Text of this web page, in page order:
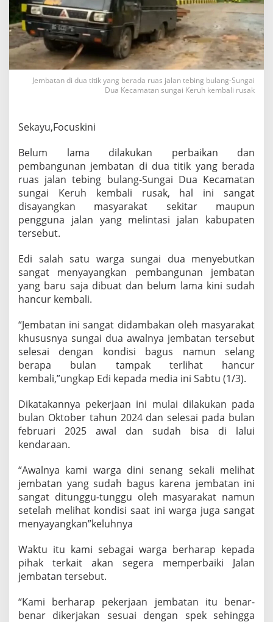
a
l
a
n
e
b
i
u
n
g
K
m
a
u
s
a
k
Jembatan di dua titik yang berada ruas jalan tebing bulang-Sungai
Dua Kecamatan sungai Keruh kembali rusak
Sekayu,Focuskini
Belum lama dilakukan perbaikan dan
pembangunan jembatan di dua titik yang berada
ruas jalan tebing bulang-Sungai Dua Kecamatan
sungai Keruh kembali rusak, hal ini sangat
disayangkan masyarakat sekitar maupun
pengguna jalan yang melintasi jalan kabupaten
tersebut.
Edi salah satu warga sungai dua menyebutkan
sangat menyayangkan pembangunan jembatan
yang baru saja dibuat dan belum lama kini sudah
hancur kembali.
“Jembatan ini sangat didambakan oleh masyarakat
khususnya sungai dua awalnya jembatan tersebut
selesai dengan kondisi bagus namun selang
berapa bulan tampak terlihat hancur
kembali,”ungkap Edi kepada media ini Sabtu (1/3).
Dikatakannya pekerjaan ini mulai dilakukan pada
bulan Oktober tahun 2024 dan selesai pada bulan
februari 2025 awal dan sudah bisa di lalui
kendaraan.
“Awalnya kami warga dini senang sekali melihat
jembatan yang sudah bagus karena jembatan ini
sangat ditunggu-tunggu oleh masyarakat namun
setelah melihat kondisi saat ini warga juga sangat
menyayangkan”keluhnya
Waktu itu kami sebagai warga berharap kepada
pihak terkait akan segera memperbaiki Jalan
jembatan tersebut.
“Kami berharap pekerjaan jembatan itu benar-
benar dikerjakan sesuai dengan spek sehingga